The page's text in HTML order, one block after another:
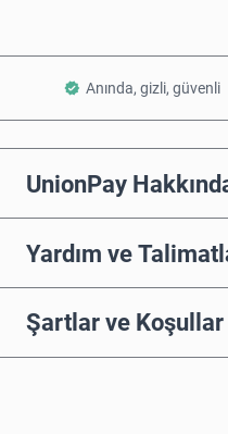
Anında, gizli, güvenli
UnionPay
Yardım ve
Şartlar ve Koşullar